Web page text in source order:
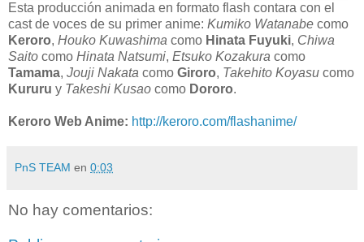
Esta producción animada en formato flash contara con el
cast de voces de su primer anime: Kumiko Watanabe como
Keroro, Houko Kuwashima como Hinata Fuyuki, Chiwa
Saito como Hinata Natsumi, Etsuko Kozakura como
Tamama, Jouji Nakata como Giroro, Takehito Koyasu como
Kururu y Takeshi Kusao como Dororo.
Keroro Web Anime: http://keroro.com/flashanime/
PnS TEAM en 0:03
No hay comentarios: